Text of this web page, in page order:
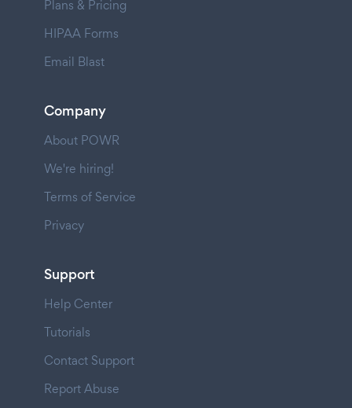
Plans & Pricing
HIPAA Forms
Email Blast
Company
About POWR
We're hiring!
Terms of Service
Privacy
Support
Help Center
Tutorials
Contact Support
Report Abuse